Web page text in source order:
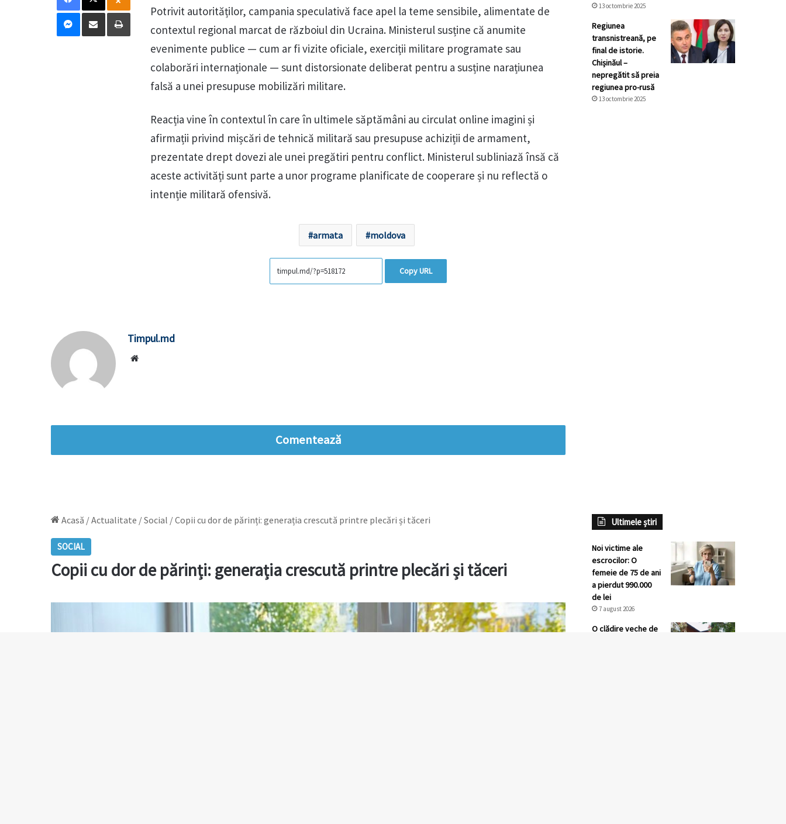
Potrivit autorităților, campania speculativă face apel la teme sensibile, alimentate de
contextul regional marcat de războiul din Ucraina. Ministerul susține că anumite
evenimente publice — cum ar fi vizite oficiale, exerciții militare programate sau
colaborări internaționale — sunt distorsionate deliberat pentru a susține narațiunea
falsă a unei presupuse mobilizări militare.
Reacția vine în contextul în care în ultimele săptămâni au circulat online imagini și
afirmații privind mișcări de tehnică militară sau presupuse achiziții de armament,
prezentate drept dovezi ale unei pregătiri pentru conflict. Ministerul subliniază însă că
aceste activități sunt parte a unor programe planificate de cooperare și nu reflectă o
intenție militară ofensivă.
armata moldova
Copy URL
Messenger
Distribuie prin mail Tipărește
Timpul.md
Comentează
13 octombrie 2025
Regiunea
transnistreană, pe
final de istorie.
Chișinăul –
nepregătit să preia
regiunea pro-rusă
13 octombrie 2025